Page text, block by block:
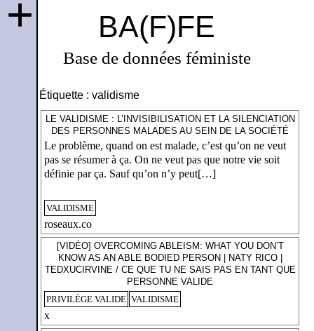
BA(F)FE
Base de données féministe
+
Étiquette : validisme
LE VALIDISME : L’INVISIBILISATION ET LA SILENCIATION
DES PERSONNES MALADES AU SEIN DE LA SOCIÉTÉ
Le problème, quand on est malade, c’est qu’on ne veut
pas se résumer à ça. On ne veut pas que notre vie soit
définie par ça. Sauf qu’on n’y peut[…]
VALIDISME
roseaux.co
[VIDÉO] OVERCOMING ABLEISM: WHAT YOU DON’T
KNOW AS AN ABLE BODIED PERSON | NATY RICO |
TEDXUCIRVINE / CE QUE TU NE SAIS PAS EN TANT QUE
PERSONNE VALIDE
PRIVILÈGE VALIDE VALIDISME
x